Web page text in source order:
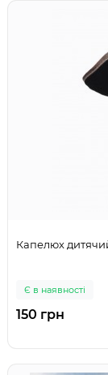
Капелюх
Є в наявності
150 грн